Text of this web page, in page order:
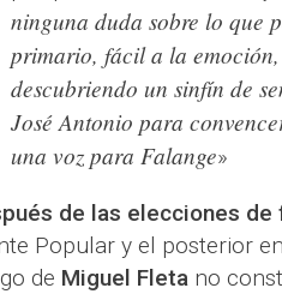
ninguna duda sobre lo que
primario, fácil a la
descubriendo un sinfín de
José Antonio para
una voz para Falange»
de las elecciones
Popular y el posterior
de Miguel Fletano